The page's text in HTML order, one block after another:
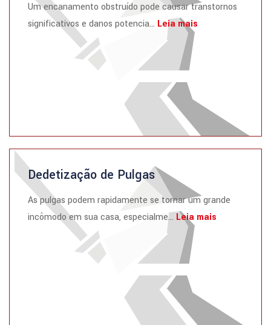
Um encanamento obstruído pode causar transtornos
significativos e danos potencia... Leia mais
Dedetização de Pulgas
As pulgas podem rapidamente se tornar um grande
incômodo em sua casa, especialme... Leia mais